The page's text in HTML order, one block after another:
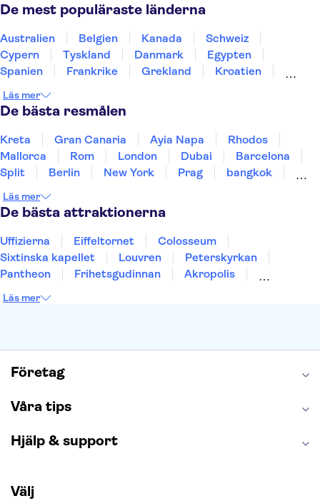
Sainte-Chapelle och Conciergeriet
Musée d'Orsay
Place du Trocadéro
De mest populäraste länderna
Australien Belgien Kanada
Schweiz
Cypern
Tyskland Danmark
Egypten
Spanien
Frankrike Grekland
Kroatien
Sverige
Thailand
Läs mer
De bästa resmålen
Kreta Gran Canaria Ayia Napa
Rhodos
Mallorca
Rom London Dubai
Barcelona
Split
Berlin New York Prag
bangkok
Uppsala
Helsingborg
Läs mer
De bästa attraktionerna
Uffizierna Eiffeltornet
Colosseum
Sixtinska kapellet
Louvren
Peterskyrkan
Pantheon
Frihetsgudinnan
Akropolis
Burj Khalifa
Läs mer
Företag
Våra tips
Hjälp & support
Välj